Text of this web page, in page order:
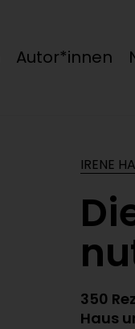
Autor*innen
IRENE
350
Haus